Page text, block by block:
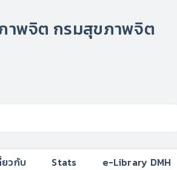
ยวกับ Stats
e-Library DMH